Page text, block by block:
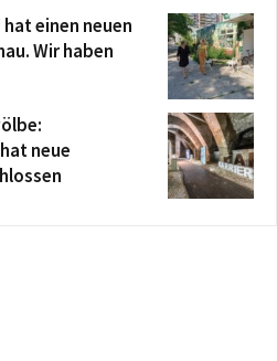
einen neuen
Wir haben
neue